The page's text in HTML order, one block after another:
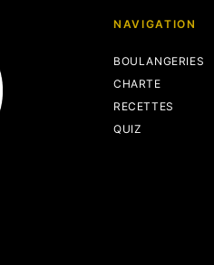
NAVIGATION
BOULANGERIES
CHARTE
RECETTES
QUIZ